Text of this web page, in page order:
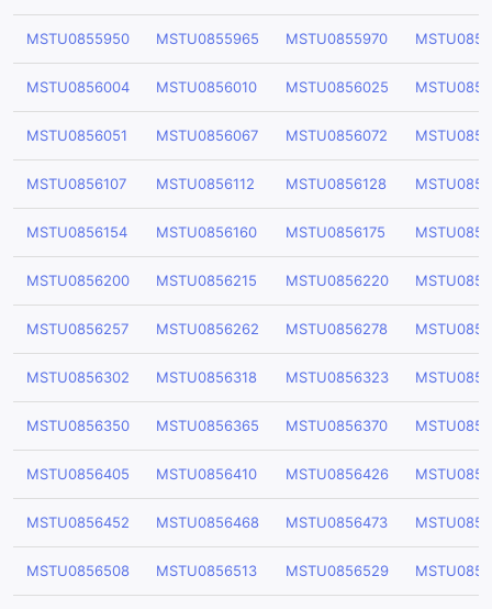
MSTU0855950 MSTU0855965 MSTU0855970
MSTU0856004 MSTU0856010 MSTU0856025
MSTU0856051 MSTU0856067 MSTU0856072
MSTU0856107 MSTU0856112 MSTU0856128
MSTU0856154 MSTU0856160 MSTU0856175
MSTU0856200 MSTU0856215 MSTU0856220
MSTU0856257 MSTU0856262 MSTU0856278
MSTU0856302 MSTU0856318 MSTU0856323
MSTU0856350 MSTU0856365 MSTU0856370
MSTU0856405 MSTU0856410 MSTU0856426
MSTU0856452 MSTU0856468 MSTU0856473
MSTU0856508 MSTU0856513 MSTU0856529